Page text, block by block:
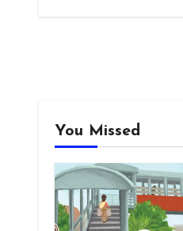
You Missed